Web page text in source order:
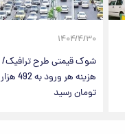
۱۴۰۴/۴/۳۰
شوک قیمتی طرح ترافیک/
هزینه هر ورود به 492 هزار
تومان رسید